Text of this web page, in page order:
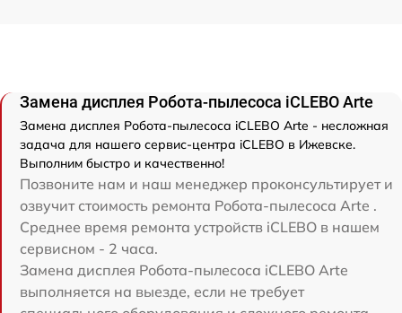
Замена дисплея Робота-пылесоса iCLEBO Arte
Замена дисплея Робота-пылесоса iCLEBO Arte - несложная
задача для нашего сервис-центра iCLEBO в Ижевске.
Выполним быстро и качественно!
Позвоните нам и наш менеджер проконсультирует и
озвучит стоимость ремонта Робота-пылесоса Arte .
Среднее время ремонта устройств iCLEBO в нашем
сервисном - 2 часа.
Замена дисплея Робота-пылесоса iCLEBO Arte
выполняется на выезде, если не требует